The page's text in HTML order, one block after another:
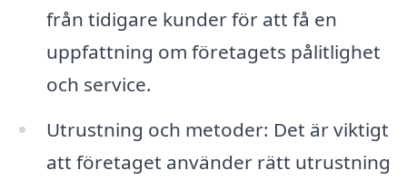
från tidigare kunder för att få en
uppfattning om företagets pålitlighet
och service.
Utrustning och metoder: Det är viktigt
att företaget använder rätt utrustning